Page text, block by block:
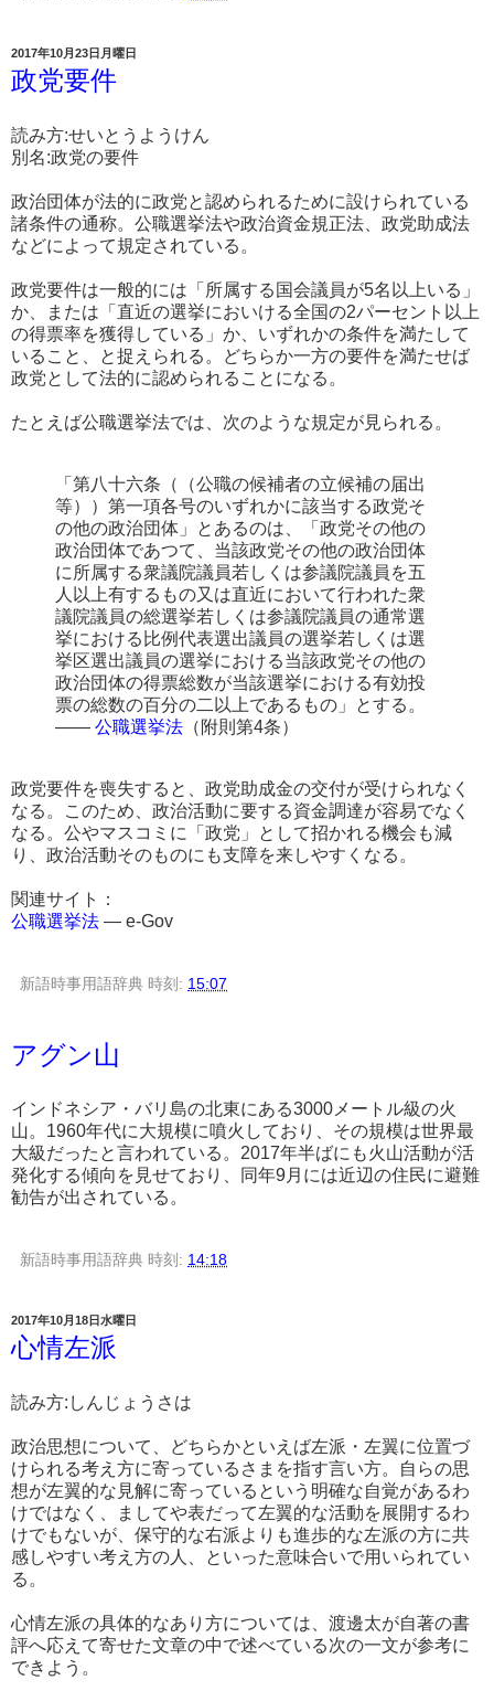
2017年10月23日月曜日
政党要件
読み方:せいとうようけん
別名:政党の要件
政治団体が法的に政党と認められるために設けられている
諸条件の通称。公職選挙法や政治資金規正法、政党助成法
などによって規定されている。
政党要件は一般的には「所属する国会議員が5名以上いる」
か、または「直近の選挙においける全国の2パーセント以上
の得票率を獲得している」か、いずれかの条件を満たして
いること、と捉えられる。どちらか一方の要件を満たせば
政党として法的に認められることになる。
たとえば公職選挙法では、次のような規定が見られる。
「第八十六条（（公職の候補者の立候補の届出
等））第一項各号のいずれかに該当する政党そ
の他の政治団体」とあるのは、「政党その他の
政治団体であつて、当該政党その他の政治団体
に所属する衆議院議員若しくは参議院議員を五
人以上有するもの又は直近において行われた衆
議院議員の総選挙若しくは参議院議員の通常選
挙における比例代表選出議員の選挙若しくは選
挙区選出議員の選挙における当該政党その他の
政治団体の得票総数が当該選挙における有効投
票の総数の百分の二以上であるもの」とする。
―― 公職選挙法 （附則第4条）
政党要件を喪失すると、政党助成金の交付が受けられなく
なる。このため、政治活動に要する資金調達が容易でなく
なる。公やマスコミに「政党」として招かれる機会も減
り、政治活動そのものにも支障を来しやすくなる。
関連サイト：
公職選挙法 ― e-Gov
新語時事用語辞典 時刻: 15:07
アグン山
インドネシア・バリ島の北東にある3000メートル級の火
山。1960年代に大規模に噴火しており、その規模は世界最
大級だったと言われている。2017年半ばにも火山活動が活
発化する傾向を見せており、同年9月には近辺の住民に避難
勧告が出されている。
新語時事用語辞典 時刻: 14:18
2017年10月18日水曜日
心情左派
読み方:しんじょうさは
政治思想について、どちらかといえば左派・左翼に位置づ
けられる考え方に寄っているさまを指す言い方。自らの思
想が左翼的な見解に寄っているという明確な自覚があるわ
けではなく、ましてや表だって左翼的な活動を展開するわ
けでもないが、保守的な右派よりも進歩的な左派の方に共
感しやすい考え方の人、といった意味合いで用いられてい
る。
心情左派の具体的なあり方については、渡邊太が自著の書
評へ応えて寄せた文章の中で述べている次の一文が参考に
できよう。